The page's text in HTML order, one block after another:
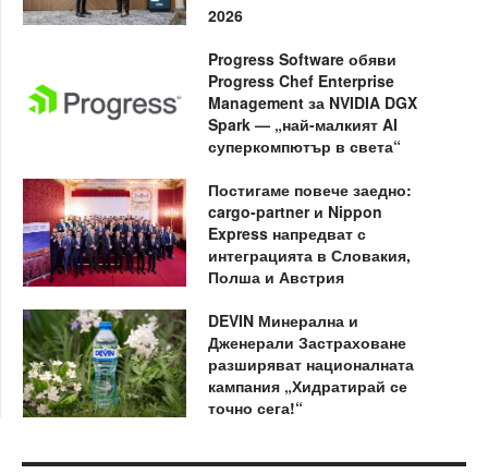
2026
Progress Software обяви
Progress Chef Enterprise
Management за NVIDIA DGX
Spark — „най-малкият AI
суперкомпютър в света“
Постигаме повече заедно:
cargo-partner и Nippon
Express напредват с
интеграцията в Словакия,
Полша и Австрия
DEVIN Минерална и
Дженерали Застраховане
разширяват националната
кампания „Хидратирай се
точно сега!“